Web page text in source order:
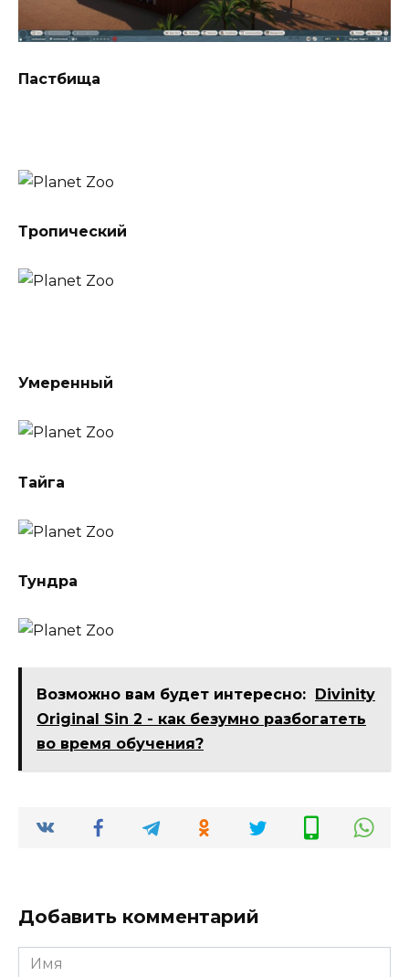
Пастбища
Тропический
Умеренный
Тайга
Тундра
Возможно вам будет интересно:
Divinity
Original Sin 2 - как безумно разбогатеть
во время обучения?
Добавить комментарий
Имя